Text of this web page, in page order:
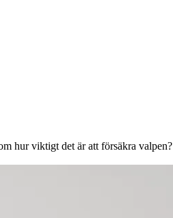
hur viktigt det är att försäkra valpen?